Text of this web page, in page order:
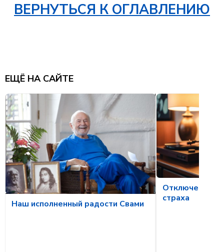
ВЕРНУТЬСЯ К ОГЛАВЛЕНИЮ
ЕЩЁ НА САЙТЕ
Наш исполненный радости Свами
Отключение
страха